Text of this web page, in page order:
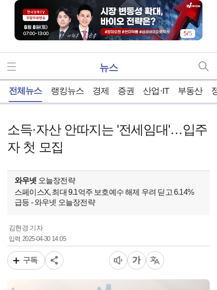
5/5
뉴스
전체뉴스 랭킹뉴스 경제 증권 산업·IT 부동산
소득·자산 안따지는 '전세임대'…입주
자 첫 모집
와우넷 오늘장전략
스페이스X, 최대 9.1억주 보호예수 해제 우려 딛고 6.14%
급등 - 와우넷 오늘장전략
김현경 기자
입력2025-04-30 14:05
구독